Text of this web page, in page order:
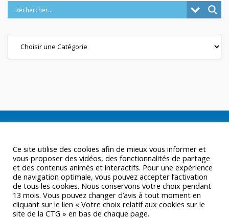
Ce site utilise des cookies afin de mieux vous informer et
vous proposer des vidéos, des fonctionnalités de partage
et des contenus animés et interactifs. Pour une expérience
de navigation optimale, vous pouvez accepter l’activation
de tous les cookies. Nous conservons votre choix pendant
13 mois. Vous pouvez changer d’avis à tout moment en
cliquant sur le lien « Votre choix relatif aux cookies sur le
site de la CTG » en bas de chaque page.